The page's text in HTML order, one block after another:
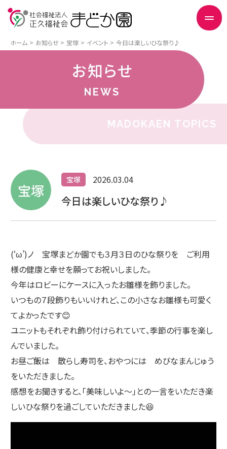
ホーム お知らせ 宝塚 イベント 今日は楽しいひな祭り♪
お知らせ
NEWS
MADOKAEN TOPICS
宝塚
宝塚 2026.03.04
今日は楽しいひな祭り♪
(‘ω’)ノ 宝塚まどか園でも３月３日のひな祭りを ご利用
様の健康と幸せを願ってお祝いしました。
今年はロビーにケースに入ったお雛様を飾りました。
いつもの７段飾りもいいけれど、この小さなお雛様も可愛く
てよかったです😊
ユニットもそれぞれ飾り付けられていて、季節の行事を楽し
んでいました。
お昼ご飯は 散らし寿司を、おやつには めびなまんじゅう
をいただきました。
感想をお聞きすると、「美味しいよ～」との一言をいただき楽
しいひな祭りを過ごしていただきました😆